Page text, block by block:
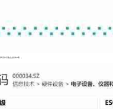
件行业企业仅有4家。。